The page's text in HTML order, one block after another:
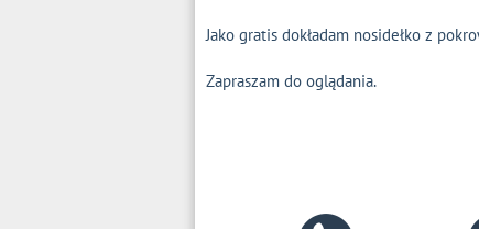
Jako gratis dokładam nosidełko z
Zapraszam do oglądania.